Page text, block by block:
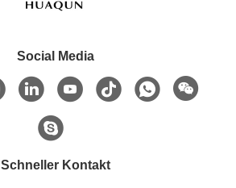
Social Media
Schneller Kontakt